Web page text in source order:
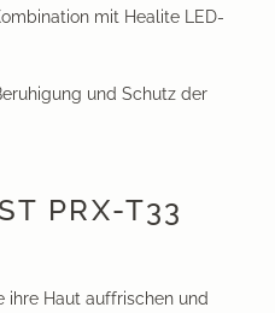
mit Healite LED-
und Schutz der
PRX-T33
ihre Haut auffrischen und